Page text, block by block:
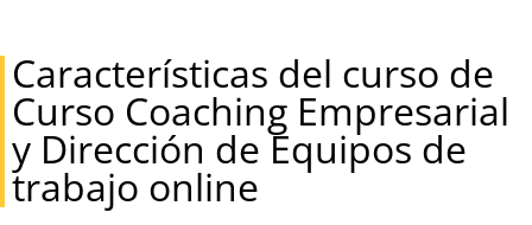
Características del curso de
Curso Coaching Empresarial
y Dirección de Equipos de
trabajo online